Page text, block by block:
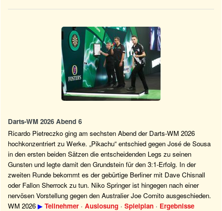
Darts-WM 2026 Abend 6
Ricardo Pietreczko ging am sechsten Abend der Darts-WM 2026
hochkonzentriert zu Werke. „Pikachu“ entschied gegen José de Sousa
in den ersten beiden Sätzen die entscheidenden Legs zu seinen
Gunsten und legte damit den Grundstein für den 3:1-Erfolg. In der
zweiten Runde bekommt es der gebürtige Berliner mit Dave Chisnall
oder Fallon Sherrock zu tun. Niko Springer ist hingegen nach einer
nervösen Vorstellung gegen den Australier Joe Comito ausgeschieden.
WM 2026 ▶ Teilnehmer · Auslosung · Spielplan · Ergebnisse